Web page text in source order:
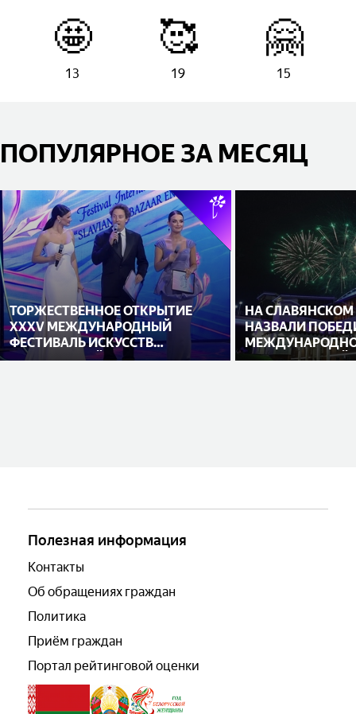
🤩
13
🥰
19
🤗
15
ПОПУЛЯРНОЕ ЗА МЕСЯЦ
ТОРЖЕСТВЕННОЕ ОТКРЫТИЕ
XXXV МЕЖДУНАРОДНЫЙ
ФЕСТИВАЛЬ ИСКУССТВ
«СЛАВЯНСКИЙ БАЗАР В
НА СЛАВЯНСКОМ
НАЗВАЛИ
ИСПОЛНИТЕЛЕЙ
Полезная информация
Контакты
Об обращениях граждан
Политика
Приём граждан
Портал рейтинговой оценки